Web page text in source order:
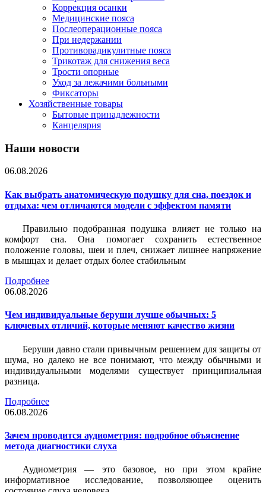
Коррекция осанки
Медицинские пояса
Послеоперационные пояса
При недержании
Противорадикулитные пояса
Трикотаж для снижения веса
Трости опорные
Уход за лежачими больными
Фиксаторы
Хозяйственные товары
Бытовые принадлежности
Канцелярия
Наши новости
06.08.2026
Как выбрать анатомическую подушку для сна, поездок и
отдыха: чем отличаются модели с эффектом памяти
Правильно подобранная подушка влияет не только на
комфорт сна. Она помогает сохранить естественное
положение головы, шеи и плеч, снижает лишнее напряжение
в мышцах и делает отдых более стабильным
Подробнее
06.08.2026
Чем индивидуальные беруши лучше обычных: 5
ключевых отличий, которые меняют качество жизни
Беруши давно стали привычным решением для защиты от
шума, но далеко не все понимают, что между обычными и
индивидуальными моделями существует принципиальная
разница.
Подробнее
06.08.2026
Зачем проводится аудиометрия: подробное объяснение
метода диагностики слуха
Аудиометрия — это базовое, но при этом крайне
информативное исследование, позволяющее оценить